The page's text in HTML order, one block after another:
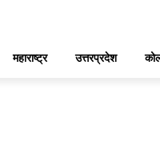
महाराष्ट्र उत्तरप्रदेश